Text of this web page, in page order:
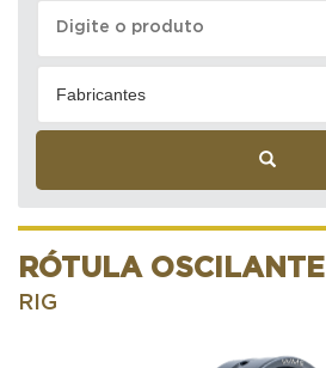
Fabricantes
RÓTULA OSCILANTE
RIG